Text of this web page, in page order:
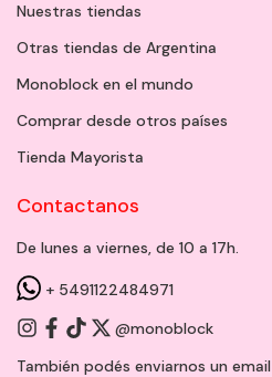
Nuestras tiendas
Otras tiendas de Argentina
Monoblock en el mundo
Comprar desde otros países
Tienda Mayorista
Contactanos
De lunes a viernes, de 10 a 17h.
+ 5491122484971
@monoblock
También podés enviarnos un email